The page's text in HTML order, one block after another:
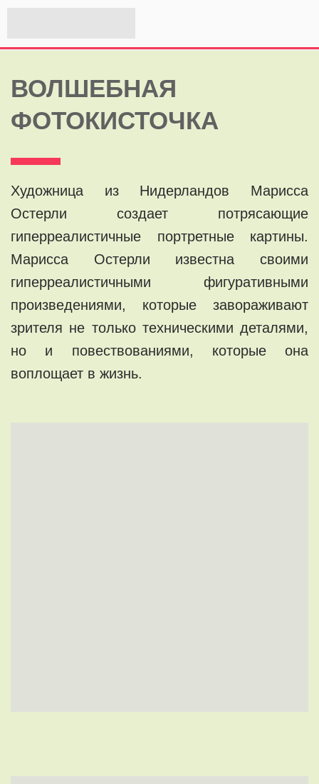
ВОЛШЕБНАЯ
ФОТОКИСТОЧКА
Художница из Нидерландов Марисса
Остерли создает потрясающие
гиперреалистичные портретные картины.
Марисса Остерли известна своими
гиперреалистичными фигуративными
произведениями, которые завораживают
зрителя не только техническими деталями,
но и повествованиями, которые она
воплощает в жизнь.